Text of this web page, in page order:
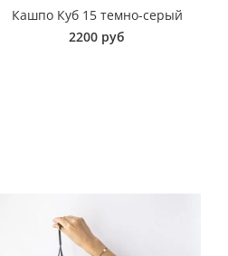
Кашпо Куб 15 темно-серый
2200 руб